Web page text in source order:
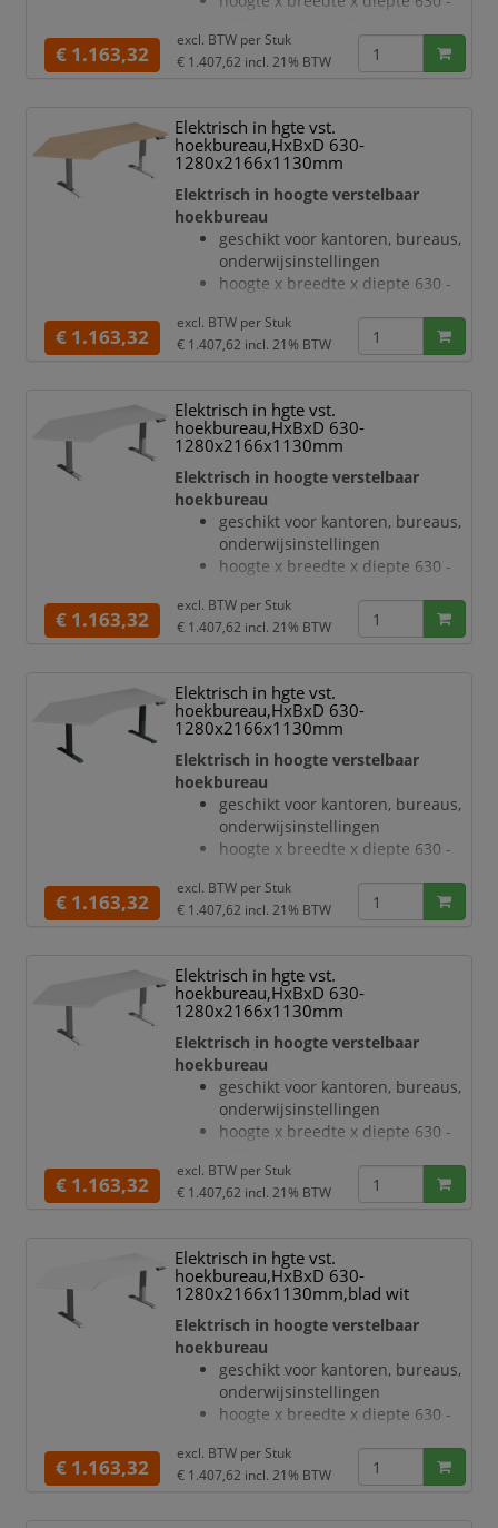
hoogteverstelling via 2
elektromotoren
Botsingbescherming
hef
blad van hout met
onderhoudsvriendelijke
bladdikte 25 mm
draagvermogen 120 kg
geluidsniveau van 42 dB
T-voetonderstel van staal met
slag- en krasvaste poedercoating
in antraciet
hoogteverstelling via 2
elektromotoren
Botsingbescherming
hefsnel
€ 1.163,32
excl. BTW per Stuk
€ 1.407,62 incl. 21% BTW
Elektrisch in hgte vst.
hoekbureau,HxBxD 630-
1280x2166x1130mm
Elektrisch in hoogte verstelbaar
hoekbureau
geschikt voor kantoren, bureaus,
onderwijsinstellingen
hoogte x breedte x diepte 630 -
blad van hout met
onderhoudsvriendelijke
bladdikte 25 mm
draagvermogen 120 kg
geluidsniveau van 42 dB
T-voetonderstel van staal met
slag- en krasvaste poedercoating
in wit
hoogteverstelling via 2
elektromotoren
Botsingbescherming
hefsnelheid 3
€ 1.163,32
excl. BTW per Stuk
€ 1.407,62 incl. 21% BTW
Elektrisch in hgte vst.
hoekbureau,HxBxD 630-
1280x2166x1130mm
Elektrisch in hoogte verstelbaar
hoekbureau
geschikt voor kantoren, bureaus,
onderwijsinstellingen
hoogte x breedte x diepte 630 -
blad van hout met
onderhoudsvriendelijke
bladdikte 25 mm
draagvermogen 120 kg
geluidsniveau van 42 dB
T-voetonderstel van staal met
slag- en krasvaste poedercoating
in zilverkleurig
hoogteverstelling via 2
elektromotoren
Botsingbeschermin
€ 1.163,32
excl. BTW per Stuk
€ 1.407,62 incl. 21% BTW
Elektrisch in hgte vst.
hoekbureau,HxBxD 630-
1280x2166x1130mm
Elektrisch in hoogte verstelbaar
hoekbureau
geschikt voor kantoren, bureaus,
onderwijsinstellingen
hoogte x breedte x diepte 630 -
blad van hout met
onderhoudsvriendelijke
bladdikte 25 mm
draagvermogen 120 kg
geluidsniveau van 42 dB
T-voetonderstel van staal met
slag- en krasvaste poedercoating
in antraciet
hoogteverstelling via 2
elektromotoren
Botsingbescherming
hef
€ 1.163,32
excl. BTW per Stuk
€ 1.407,62 incl. 21% BTW
Elektrisch in hgte vst.
hoekbureau,HxBxD 630-
1280x2166x1130mm
Elektrisch in hoogte verstelbaar
hoekbureau
geschikt voor kantoren, bureaus,
onderwijsinstellingen
hoogte x breedte x diepte 630 -
blad van hout met
onderhoudsvriendelijke
bladdikte 25 mm
draagvermogen 120 kg
verdieping links, hoek 135 °
geluidsniveau van 42 dB
T-voetonderstel van staal met
slag- en krasvaste poedercoating
in wit
hoogteverstelling via 2
elektromotoren
Botsingbescherming
hefsnelhe
€ 1.163,32
excl. BTW per Stuk
€ 1.407,62 incl. 21% BTW
Elektrisch in hgte vst.
hoekbureau,HxBxD 630-
1280x2166x1130mm,blad wit
Elektrisch in hoogte verstelbaar
hoekbureau
geschikt voor kantoren, bureaus,
onderwijsinstellingen
hoogte x breedte x diepte 630 -
blad van hout met
onderhoudsvriendelijke
€ 1.163,32
excl. BTW per Stuk
€ 1.407,62 incl. 21% BTW